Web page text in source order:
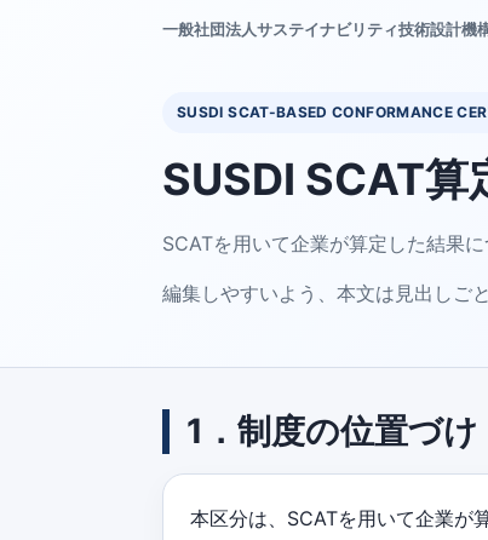
一般社団法人サステイナビリティ技術設計機
SUSDI SCAT-BASED CONFORMANCE
SUSDI SCAT算
SCATを用いて企業が算定した結果
編集しやすいよう、本文は見出しご
1．制度の位置づけ
本区分は、SCATを用いて企業が